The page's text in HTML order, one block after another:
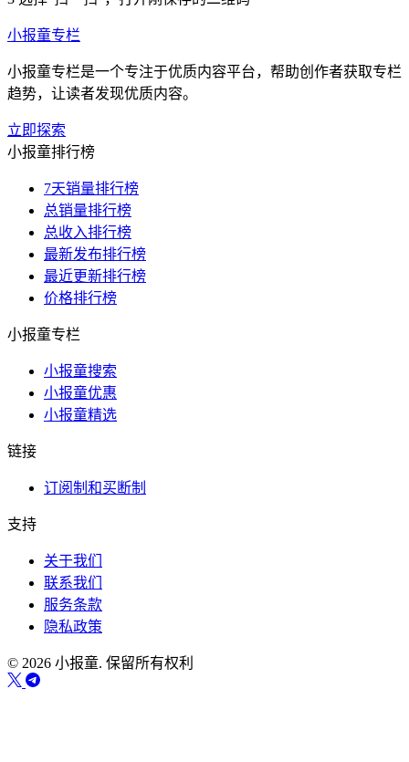
小报童专栏
小报童专栏是一个专注于优质内容平台，帮助创作者获取专栏
趋势，让读者发现优质内容。
立即探索
小报童排行榜
7天销量排行榜
总销量排行榜
总收入排行榜
最新发布排行榜
最近更新排行榜
价格排行榜
小报童专栏
小报童搜索
小报童优惠
小报童精选
链接
订阅制和买断制
支持
关于我们
联系我们
服务条款
隐私政策
© 2026 小报童. 保留所有权利